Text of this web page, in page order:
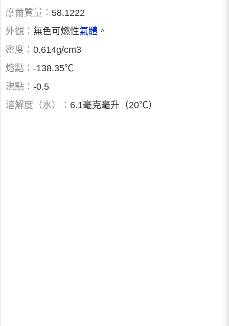
摩爾質量： 58.1222
外觀： 無色可燃性氣體 。
密度： 0.614g/cm3
熔點： -138.35℃
沸點： -0.5
溶解度（水）： 6.1毫克毫升（20℃）